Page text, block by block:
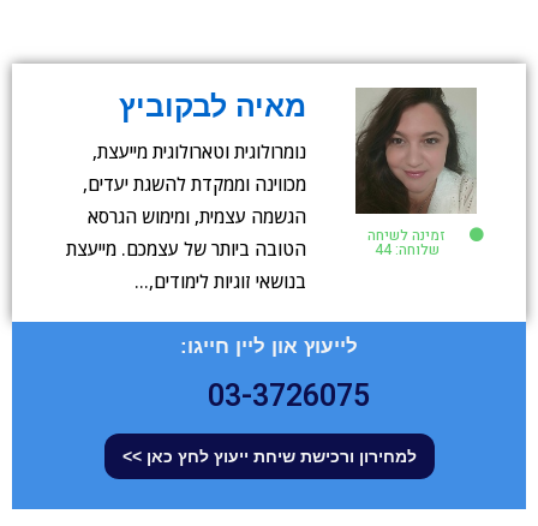
זמינה לשיחה
שלוחה: 44
מאיה לבקוביץ
נומרולוגית וטארולוגית מייעצת,
מכווינה וממקדת להשגת יעדים,
הגשמה עצמית, ומימוש הגרסא
הטובה ביותר של עצמכם. מייעצת
בנושאי זוגיות לימודים,…
לייעוץ און ליין חייגו:
03-3726075
למחירון ורכישת שיחת ייעוץ לחץ כאן >>